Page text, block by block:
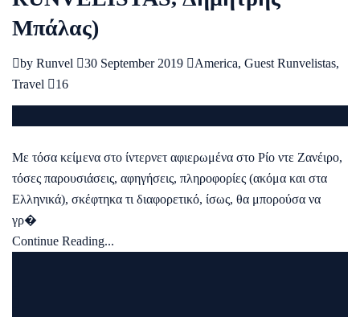
Μπάλας)
by Runvel 30 September 2019 America, Guest Runvelistas,
Travel
16
Με τόσα κείμενα στο ίντερνετ αφιερωμένα στο Ρίο ντε Ζανέιρο,
τόσες παρουσιάσεις, αφηγήσεις, πληροφορίες (ακόμα και στα
Ελληνικά), σκέφτηκα τι διαφορετικό, ίσως, θα μπορούσα να
γρ�
Continue Reading...